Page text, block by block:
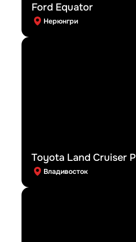
Ford Equator
Нерюнгри
Toyota Land Cruiser
Владивосток